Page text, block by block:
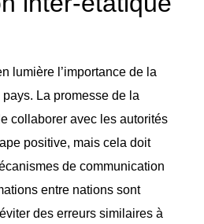
lumière l’importance de la
La promesse de la
collaborer avec les autorités
positive, mais cela doit
de communication
entre nations sont
des erreurs similaires à